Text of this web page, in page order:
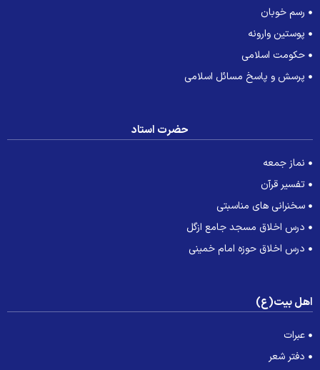
رسم خوبان
پوستین وارونه
حکومت اسلامی
پرسش و پاسخ مسائل اسلامی
حضرت استاد
نماز جمعه
تفسیر قرآن
سخنرانی های مناسبتی
درس اخلاق مسجد جامع ازگل
درس اخلاق حوزه امام خمینی
بیت(ع)
عبرات
دفتر شعر